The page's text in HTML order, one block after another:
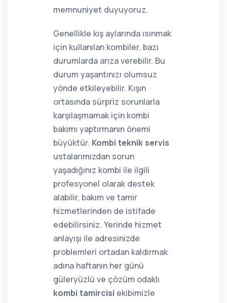
memnuniyet duyuyoruz.
Genellikle kış aylarında ısınmak
için kullanılan kombiler, bazı
durumlarda arıza verebilir. Bu
durum yaşantınızı olumsuz
yönde etkileyebilir. Kışın
ortasında sürpriz sorunlarla
karşılaşmamak için kombi
bakımı yaptırmanın önemi
büyüktür. Kombi teknik servis
ustalarımızdan sorun
yaşadığınız kombi ile ilgili
profesyonel olarak destek
alabilir, bakım ve tamir
hizmetlerinden de istifade
edebilirsiniz. Yerinde hizmet
anlayışı ile adresinizde
problemleri ortadan kaldırmak
adına haftanın her günü
güleryüzlü ve çözüm odaklı
kombi tamircisi ekibimizle